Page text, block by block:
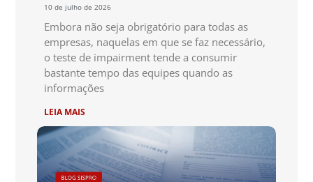
10 de julho de 2026
Embora não seja obrigatório para todas as
empresas, naquelas em que se faz necessário,
o teste de impairment tende a consumir
bastante tempo das equipes quando as
informações
LEIA MAIS